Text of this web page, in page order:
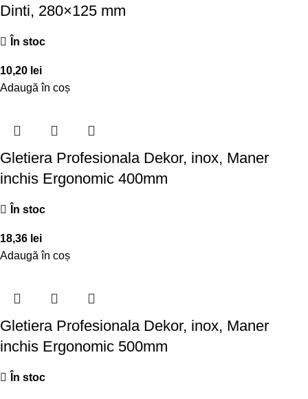
Dinti, 280×125 mm
În stoc
10,20 lei
Adaugă în coș
Gletiera Profesionala Dekor, inox, Maner
inchis Ergonomic 400mm
În stoc
18,36 lei
Adaugă în coș
Gletiera Profesionala Dekor, inox, Maner
inchis Ergonomic 500mm
În stoc